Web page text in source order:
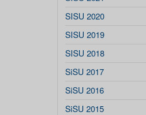
SISU 2020
SISU 2019
SISU 2018
SiSU 2017
SiSU 2016
SiSU 2015